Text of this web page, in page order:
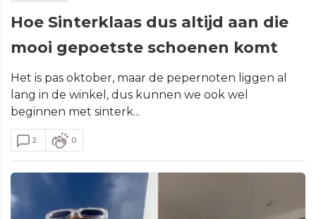
Hoe Sinterklaas dus altijd aan die
mooi gepoetste schoenen komt
Het is pas oktober, maar de pepernoten liggen al
lang in de winkel, dus kunnen we ook wel
beginnen met sinterk...
2 0